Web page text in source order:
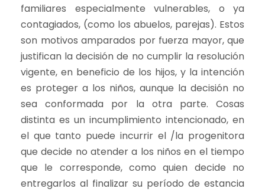
familiares especialmente vulnerables, o ya
contagiados, (como los abuelos, parejas). Estos
son motivos amparados por fuerza mayor, que
justifican la decisión de no cumplir la resolución
vigente, en beneficio de los hijos, y la intención
es proteger a los niños, aunque la decisión no
sea conformada por la otra parte. Cosas
distinta es un incumplimiento intencionado, en
el que tanto puede incurrir el /la progenitora
que decide no atender a los niños en el tiempo
que le corresponde, como quien decide no
entregarlos al finalizar su período de estancia